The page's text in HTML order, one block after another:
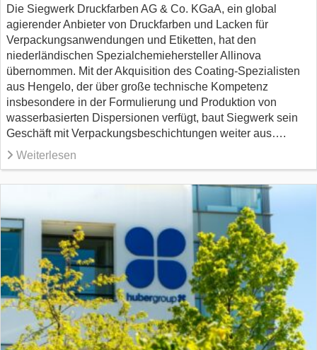
Die Siegwerk Druckfarben AG & Co. KGaA, ein global
agierender Anbieter von Druckfarben und Lacken für
Verpackungsanwendungen und Etiketten, hat den
niederländischen Spezialchemiehersteller Allinova
übernommen. Mit der Akquisition des Coating-Spezialisten
aus Hengelo, der über große technische Kompetenz
insbesondere in der Formulierung und Produktion von
wasserbasierten Dispersionen verfügt, baut Siegwerk sein
Geschäft mit Verpackungsbeschichtungen weiter aus….
Weiterlesen